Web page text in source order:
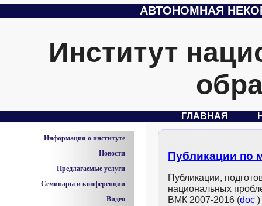
АВТОНОМНАЯ
Институт
ГЛАВНАЯ
Публикации по
Публикации,
национальных
ВМК 2007-2016 (doc )
Информация о институте
Новости
Предлагаемые услуги
Семинары и конференции
Видео